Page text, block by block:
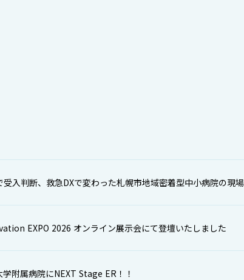
受入判断、救急DXで変わった札幌市地域密着型中小病院の現場
EXPO 2026 オンライン展示会にて登壇いたしました
附属病院にNEXT Stage ER！！